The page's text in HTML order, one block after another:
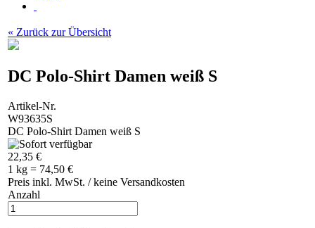
« Zurück zur Übersicht
DC Polo-Shirt Damen weiß S
Artikel-Nr.
W93635S
DC Polo-Shirt Damen weiß S
22,35 €
1 kg = 74,50 €
Preis inkl. MwSt. / keine Versandkosten
Anzahl